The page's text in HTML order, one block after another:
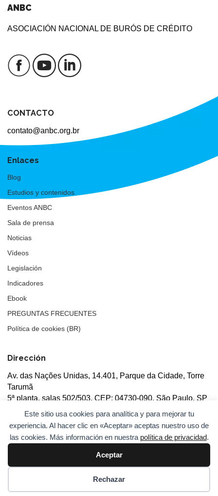
Este sitio usa cookies para analítica y para mejorar tu
experiencia. Al hacer clic en «Aceptar» aceptas nuestro uso de
las cookies. Más información en nuestra política de privacidad.
Aceptar
Rechazar
ANBC
ASOCIACIÓN NACIONAL DE BURÓS DE CRÉDITO
CONTACTO
contato@anbc.org.br
Enlaces
Blog
Estudios y contenidos
Eventos ANBC
Sala de prensa
Noticias
Vídeos
Legislación
Indicadores
Ebook
PREGUNTAS FRECUENTES
Política de cookies (BR)
Dirección
Av. das Nações Unidas, 14.401, Parque da Cidade, Torre
Tarumã
5ª planta, salas 502/503, CEP: 04730-090, São Paulo, SP
© 2026ANBC.Todos los derechos reservados.Mapa del